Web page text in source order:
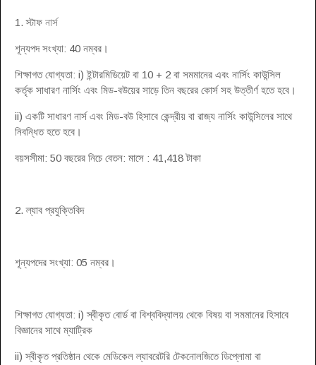
1. স্টাফ নার্স
শূন্যপদ সংখ্যা: 40 নম্বর।
শিক্ষাগত যোগ্যতা: i) ইন্টারমিডিয়েট বা 10 + 2 বা সমমানের এবং নার্সিং কাউন্সিল
কর্তৃক সাধারণ নার্সিং এবং মিড-বউয়ের সাড়ে তিন বছরের কোর্স সহ উত্তীর্ণ হতে হবে।
ii) একটি সাধারণ নার্স এবং মিড-বউ হিসাবে কেন্দ্রীয় বা রাজ্য নার্সিং কাউন্সিলের সাথে
নিবন্ধিত হতে হবে।
বয়সসীমা: 50 বছরের নিচে বেতন: মাসে : 41,418 টাকা
2. ল্যাব প্রযুক্তিবিদ
শূন্যপদের সংখ্যা: 05 নম্বর।
শিক্ষাগত যোগ্যতা: i) স্বীকৃত বোর্ড বা বিশ্ববিদ্যালয় থেকে বিষয় বা সমমানের হিসাবে
বিজ্ঞানের সাথে ম্যাট্রিক
ii) স্বীকৃত প্রতিষ্ঠান থেকে মেডিকেল ল্যাবরেটরি টেকনোলজিতে ডিপ্লোমা বা